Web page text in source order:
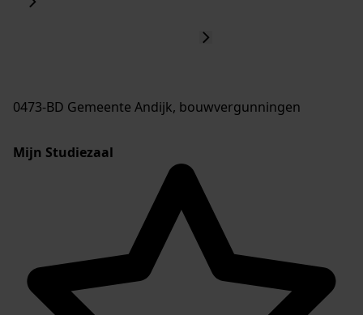
0473-BD Gemeente Andijk, bouwvergunningen
Mijn Studiezaal